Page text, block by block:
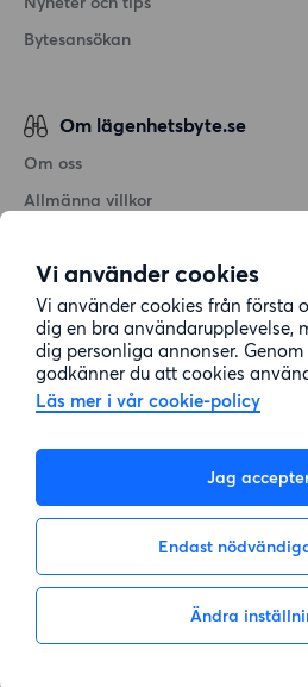
Vi använder cookies
Vi använder cookies från första
dig en bra användarupplevelse,
dig personliga annonser.
godkänner du att cookies
Läs mer i vår cookie-policy
Jag
Endast
Ändra
Inte intresserad
Bytesansökan
Om lägenhetsbyte.se
Om oss
Allmänna villkor
Cookiepolicy
Sitemap
Kundtjänst
08-22 00 90
E-post: